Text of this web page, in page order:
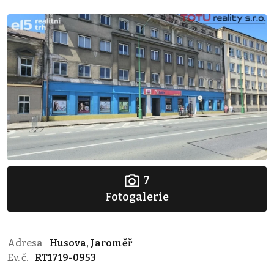
7
Fotogalerie
Adresa
Husova, Jaroměř
Ev. č.
RT1719-0953